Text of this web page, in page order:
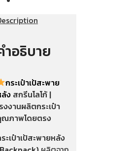
ำอธิบาย
กระเป๋าเป้สะพาย
ง สกรีนโลโก้ |
งงานผลิตกระเป๋า
ภาพโดยตรง
ะเป๋าเป้สะพายหลัง